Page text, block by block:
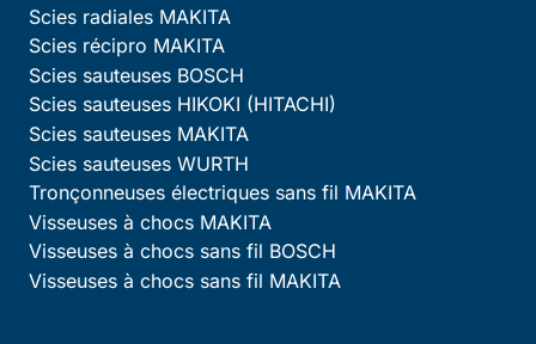
Scies radiales MAKITA
Scies récipro MAKITA
Scies sauteuses BOSCH
Scies sauteuses HIKOKI (HITACHI)
Scies sauteuses MAKITA
Scies sauteuses WURTH
Tronçonneuses électriques sans fil MAKITA
Visseuses à chocs MAKITA
Visseuses à chocs sans fil BOSCH
Visseuses à chocs sans fil MAKITA